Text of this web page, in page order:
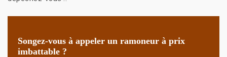
Songez-vous à appeler un ramoneur à prix
imbattable ?